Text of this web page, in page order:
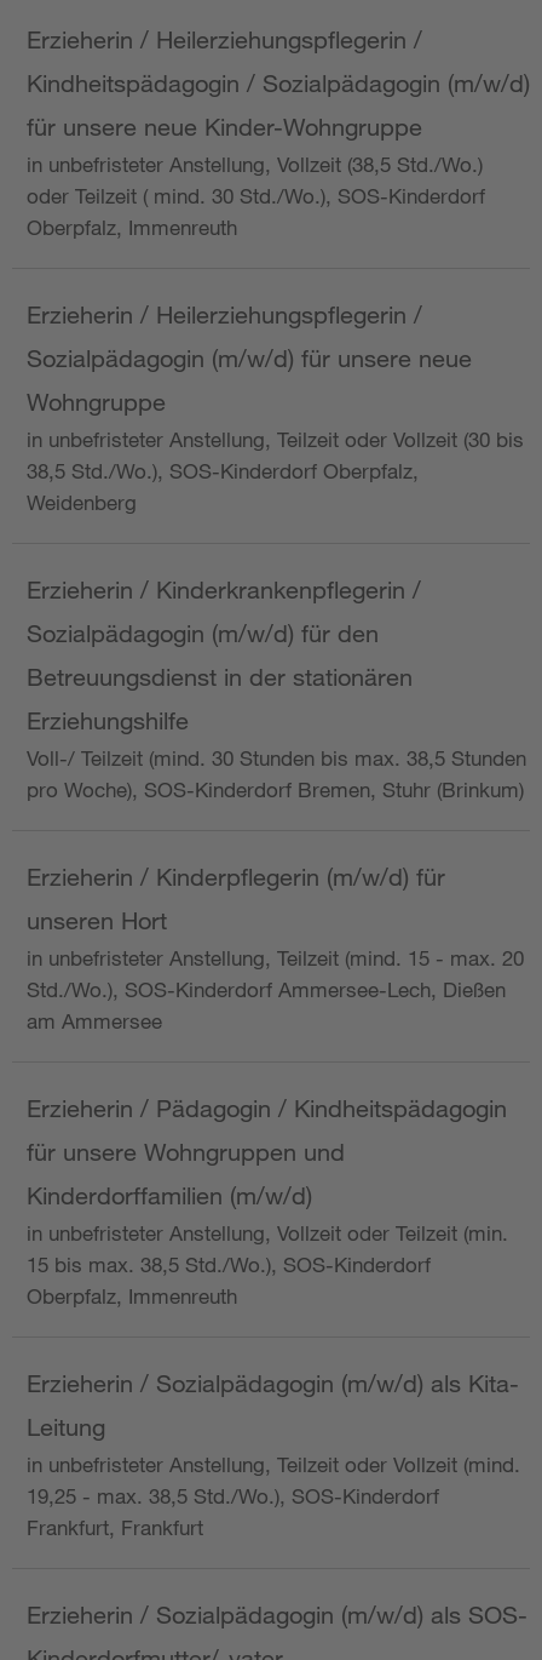
Erzieherin / Heilerziehungspflegerin /
Kindheitspädagogin / Sozialpädagogin (m/w/d)
für unsere neue Kinder-Wohngruppe
in unbefristeter Anstellung, Vollzeit (38,5 Std./Wo.)
oder Teilzeit ( mind. 30 Std./Wo.), SOS-Kinderdorf
Oberpfalz, Immenreuth
Erzieherin / Heilerziehungspflegerin /
Sozialpädagogin (m/w/d) für unsere neue
Wohngruppe
in unbefristeter Anstellung, Teilzeit oder Vollzeit (30 bis
38,5 Std./Wo.), SOS-Kinderdorf Oberpfalz,
Weidenberg
Erzieherin / Kinderkrankenpflegerin /
Sozialpädagogin (m/w/d) für den
Betreuungsdienst in der stationären
Erziehungshilfe
Voll-/ Teilzeit (mind. 30 Stunden bis max. 38,5 Stunden
pro Woche), SOS-Kinderdorf Bremen, Stuhr (Brinkum)
Erzieherin / Kinderpflegerin (m/w/d) für
unseren Hort
in unbefristeter Anstellung, Teilzeit (mind. 15 - max. 20
Std./Wo.), SOS-Kinderdorf Ammersee-Lech, Dießen
am Ammersee
Erzieherin / Pädagogin / Kindheitspädagogin
für unsere Wohngruppen und
Kinderdorffamilien (m/w/d)
in unbefristeter Anstellung, Vollzeit oder Teilzeit (min.
15 bis max. 38,5 Std./Wo.), SOS-Kinderdorf
Oberpfalz, Immenreuth
Erzieherin / Sozialpädagogin (m/w/d) als Kita-
Leitung
in unbefristeter Anstellung, Teilzeit oder Vollzeit (mind.
19,25 - max. 38,5 Std./Wo.), SOS-Kinderdorf
Frankfurt, Frankfurt
Erzieherin / Sozialpädagogin (m/w/d) als SOS-